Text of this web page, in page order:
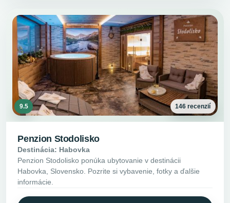
9.5 146 recenzií
Penzion Stodolisko
Destinácia: Habovka
Penzion Stodolisko ponúka ubytovanie v destinácii
Habovka, Slovensko. Pozrite si vybavenie, fotky a ďalšie
informácie.